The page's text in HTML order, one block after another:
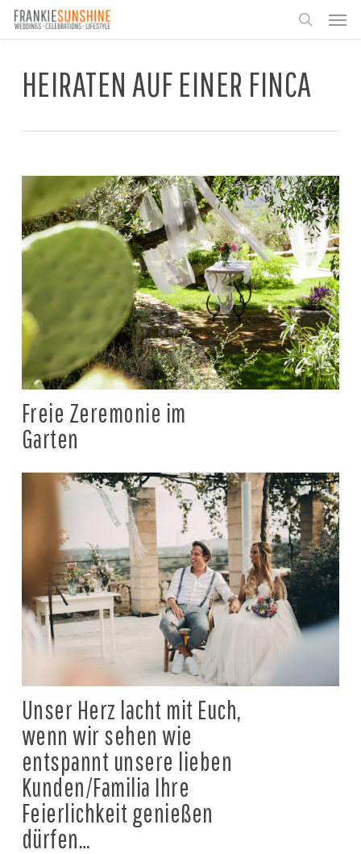
Skip
contentHEIRATEN AUF EINER FINCA
Freie Zeremonie im
Garten
Unser Herz lacht mit Euch,
wenn wir sehen wie
entspannt unsere lieben
Kunden/Familia Ihre
Feierlichkeit genießen
dürfen…